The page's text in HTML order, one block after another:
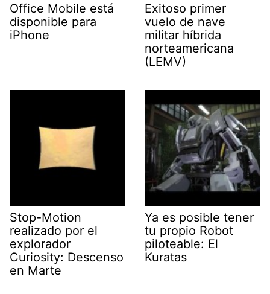
Office Mobile está
disponible para
iPhone
Exitoso primer
vuelo de nave
militar híbrida
norteamericana
(LEMV)
Stop-Motion
realizado por el
explorador
Curiosity: Descenso
en Marte
Ya es posible tener
tu propio Robot
piloteable: El
Kuratas